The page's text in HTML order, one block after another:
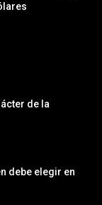
de la
debe elegir en